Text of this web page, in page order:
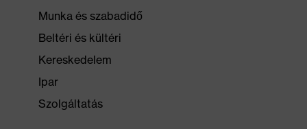
Munka és szabadidő
Beltéri és kültéri
Kereskedelem
Ipar
Szolgáltatás